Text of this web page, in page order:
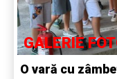
GALERIE
O vară cu